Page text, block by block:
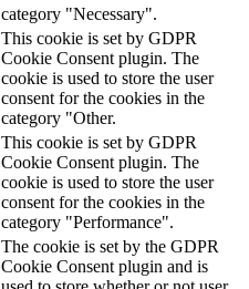
category "Necessary".
This cookie is set by GDPR
Cookie Consent plugin. The
cookie is used to store the user
consent for the cookies in the
category "Other.
This cookie is set by GDPR
Cookie Consent plugin. The
cookie is used to store the user
consent for the cookies in the
category "Performance".
The cookie is set by the GDPR
Cookie Consent plugin and is